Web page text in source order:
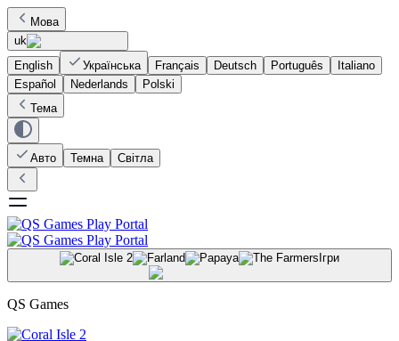
Мова
uk
English
Українська Français Deutsch Português
Italiano
Español
Nederlands
Polski
Тема
Авто Темна Світла
Ігри
QS Games